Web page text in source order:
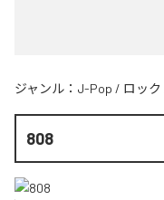
ジャンル： J-Pop / ロック
808